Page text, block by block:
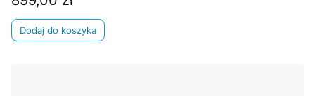
Dodaj do koszyka